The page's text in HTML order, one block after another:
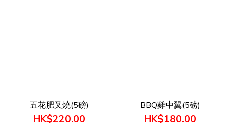
五花肥叉燒(5磅)
HK$220.00
BBQ雞中翼(5磅)
HK$180.00